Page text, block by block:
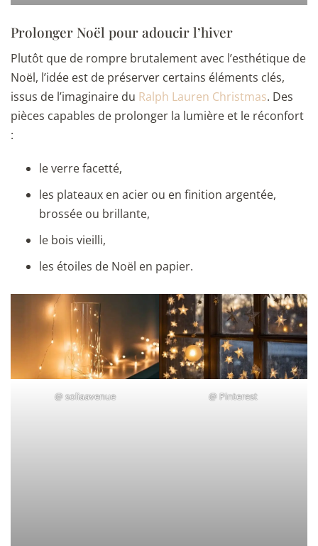
Prolonger Noël pour adoucir l’hiver
Plutôt que de rompre brutalement avec l’esthétique de
Noël, l’idée est de préserver certains éléments clés,
issus de l’imaginaire du Ralph Lauren Christmas. Des
pièces capables de prolonger la lumière et le réconfort
:
le verre facetté,
les plateaux en acier ou en finition argentée,
brossée ou brillante,
le bois vieilli,
les étoiles de Noël en papier.
@soliaavenue @Pinterest